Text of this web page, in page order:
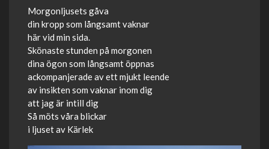
Morgonljusets gåva
din kropp som långsamt vaknar
här vid min sida.
Skönaste stunden på morgonen
dina ögon som långsamt öppnas
ackompanjerade av ett mjukt leende
av insikten som vaknar inom dig
att jag är intill dig
Så möts våra blickar
i ljuset av Kärlek